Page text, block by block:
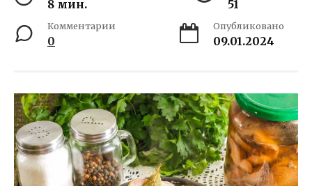
8 мин. 51
Комментарии
0
Опубликовано
09.01.2024